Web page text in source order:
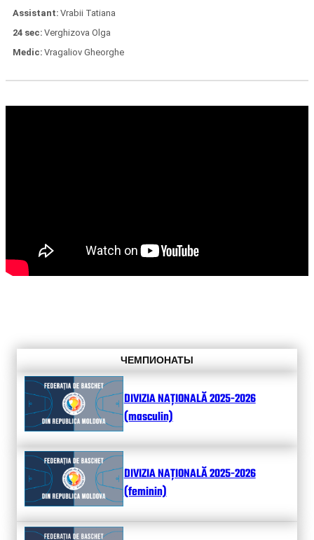
Assistant Vrabii Tatiana
24 sec Verghizova Olga
Medic Vragaliov Gheorghe
ЧЕМПИОНАТЫ
DIVIZIA NAȚIONALĂ 2025-2026
(masculin)
DIVIZIA NAȚIONALĂ 2025-2026
(feminin)